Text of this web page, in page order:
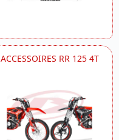
ACCESSOIRES RR 125 4T